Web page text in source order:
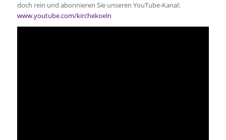
doch rein und abonnieren Sie unseren YouTube-Kanal:
www.youtube.com/kirchekoeln